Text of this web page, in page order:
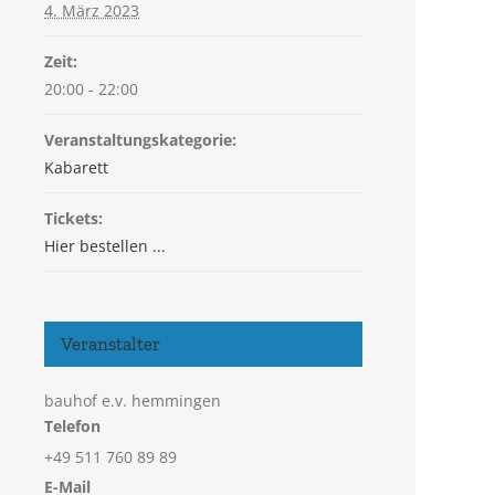
4. März 2023
Zeit:
20:00 - 22:00
Veranstaltungskategorie:
Kabarett
Tickets:
Hier bestellen ...
Veranstalter
bauhof e.v. hemmingen
Telefon
+49 511 760 89 89
E-Mail